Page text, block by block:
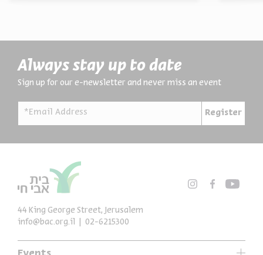
Always stay up to date
Sign up for our e-newsletter and never miss an event
*Email Address Register
44 King George Street, Jerusalem
info@bac.org.il
02-6215300